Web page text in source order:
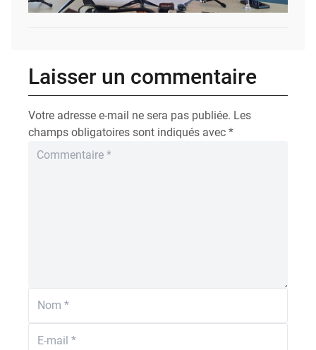
Laisser un commentaire
Votre adresse e-mail ne sera pas publiée. Les
champs obligatoires sont indiqués avec *